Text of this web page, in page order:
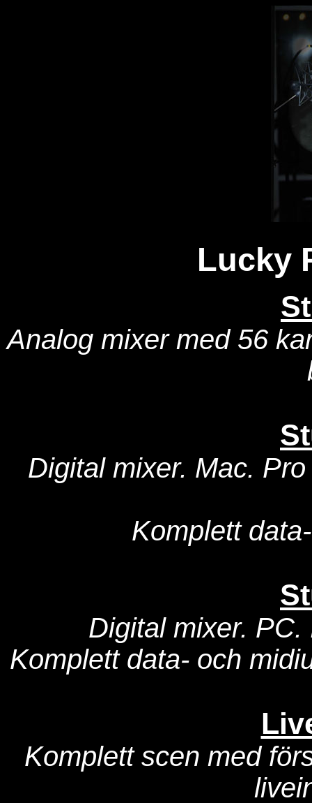
Lucky
Analog mixer med 56
Digital mixer. Mac.
Komplett
Digital mixer.
Komplett data- och
Komplett scen med